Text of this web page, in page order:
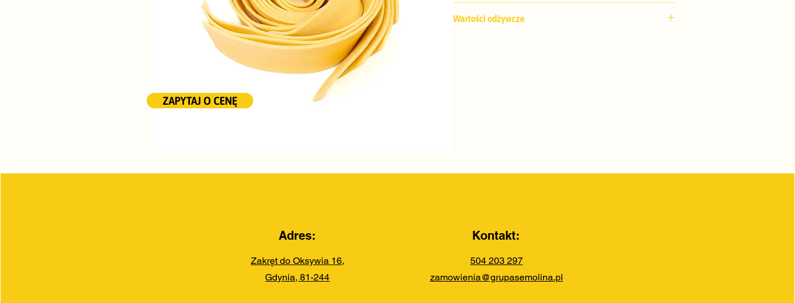
Wartości odżywcze
ZAPYTAJ O CENĘ
Adres:
Zakręt do Oksywia 16,
Gdynia, 81-244
Kontakt:
504 203 297​
zamowienia@grupasemolina.pl